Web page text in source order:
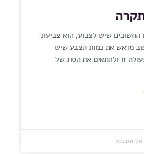
החשובים שיש לצבוע, הוא צביעת
מראש את כמות הצבע שיש
זו ולהתאים את הסוג של
אין תגובות